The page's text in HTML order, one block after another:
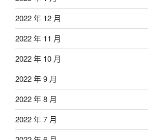
2022 年 12 月
2022 年 11 月
2022 年 10 月
2022 年 9 月
2022 年 8 月
2022 年 7 月